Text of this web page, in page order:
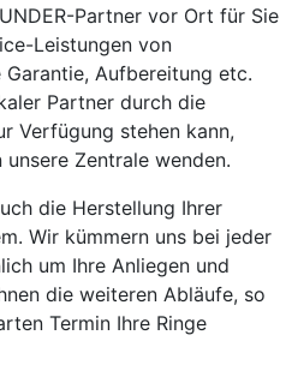
Partner vor Ort für Sie
Leistungen von
Garantie, Aufbereitung etc.
Partner durch die
Verfügung stehen kann,
Zentrale wenden.
die Herstellung Ihrer
Wir kümmern uns bei jeder
um Ihre Anliegen und
die weiteren Abläufe, so
Termin Ihre Ringe